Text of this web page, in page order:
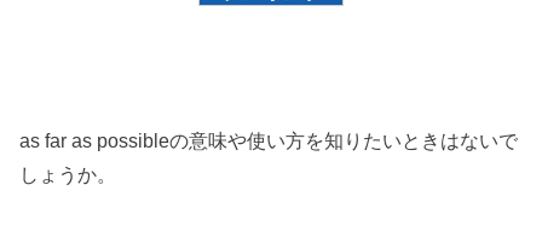
as far as possibleの意味や使い方を知りたいときはないで
しょうか。